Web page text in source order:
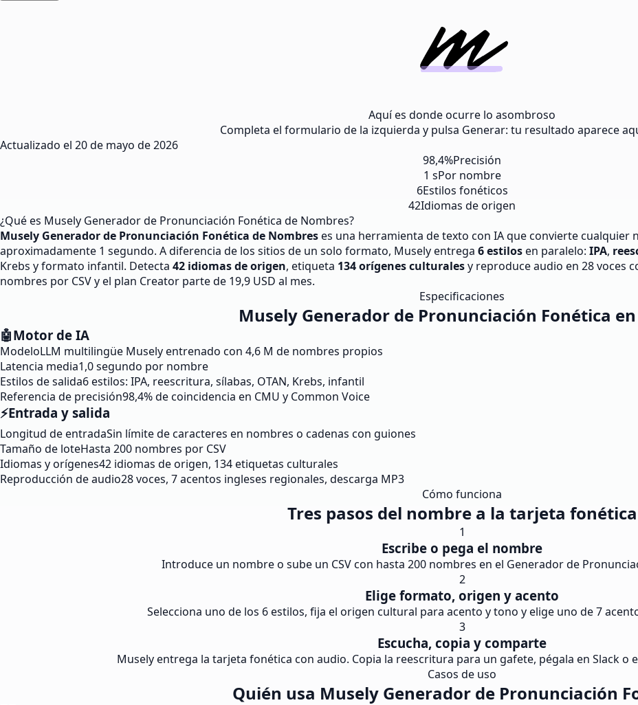
Aquí es donde ocurre lo asombroso
Completa el formulario de la izquierda y pulsa Generar: tu resultado aparece
Actualizado el 20 de mayo de 2026
98,4%Precisión
1 sPor nombre
6Estilos fonéticos
42Idiomas de origen
¿Qué es Musely Generador de Pronunciación Fonética de Nombres?
Musely Generador de Pronunciación Fonética de Nombreses una herramienta de texto con IA que convierte
aproximadamente 1 segundo. A diferencia de los sitios de un solo formato, Musely entrega 6 estilosen paralelo: IPA,
Krebs y formato infantil. Detecta 42 idiomas de origen, etiqueta 134 orígenes culturalesy reproduce audio en 28 voces
nombres por CSV y el plan Creator parte de 19,9 USD al mes.
Especificaciones
Musely Generador de Pronunciación Fonética
🤖Motor de IA
ModeloLLM multilingüe Musely entrenado con 4,6 M de nombres propios
Latencia media1,0 segundo por nombre
Estilos de salida6 estilos: IPA, reescritura, sílabas, OTAN, Krebs, infantil
Referencia de precisión98,4% de coincidencia en CMU y Common Voice
⚡Entrada y salida
Longitud de entradaSin límite de caracteres en nombres o cadenas con guiones
Tamaño de loteHasta 200 nombres por CSV
Idiomas y orígenes42 idiomas de origen, 134 etiquetas culturales
Reproducción de audio28 voces, 7 acentos ingleses regionales, descarga MP3
Cómo funciona
Tres pasos del nombre a la tarjeta fonética
1
Escribe o pega el nombre
Introduce un nombre o sube un CSV con hasta 200 nombres en el Generador de
2
Elige formato, origen y acento
Selecciona uno de los 6 estilos, fija el origen cultural para acento y tono y elige uno de 7
3
Escucha, copia y comparte
Musely entrega la tarjeta fonética con audio. Copia la reescritura para un gafete, pégala en Slack o
Casos de uso
Quién usa Musely Generador de Pronunciación